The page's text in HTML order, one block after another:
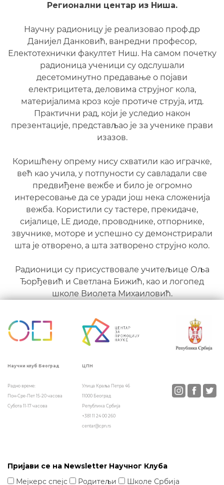
Регионални центар из Ниша.
Научну радионицу је реализовао проф.др
Данијел Данковић, ванредни професор,
Електотехнички факултет Ниш. На самом почетку
радионица ученици су одслушали
десетоминутно предавање о појави
електрицитета, деловима струјног кола,
материјалима кроз које протиче струја, итд.
Практични рад, који је уследио након
презентације, представљао је за ученике прави
изазов.
Коришћену опрему нису схватили као играчке,
већ као учила, у потпуности су савладали све
предвиђене вежбе и било је огромно
интересовање да се уради још нека сложенија
вежба. Користили су тастере, прекидаче,
сијалице, LE диоде, проводнике, отпорнике,
звучнике, моторе и успешно су демонстрирали
шта је отворено, а шта затворено струјно коло.
Радионици су присуствовале учитељице Оља
Ђорђевић и Светлана Бижић, као и логопед
школе Виолета Михаиловић.
Научни клуб Београд
Радно време:
Пон-Сре-Пет 15-20 часова
Субота 11-17 часова
ЦПН
Улица Краља Петра 46
11000 Београд
Република Србија
+381 11 24 00 260
centar@cpn.rs
Пријави се на Newsletter Научног Клуба
Мејкерс спејс
Родитељи Школе Србија